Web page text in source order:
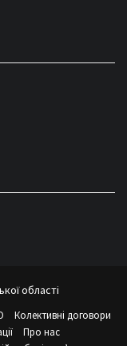
області
Колективні договори
Про нас